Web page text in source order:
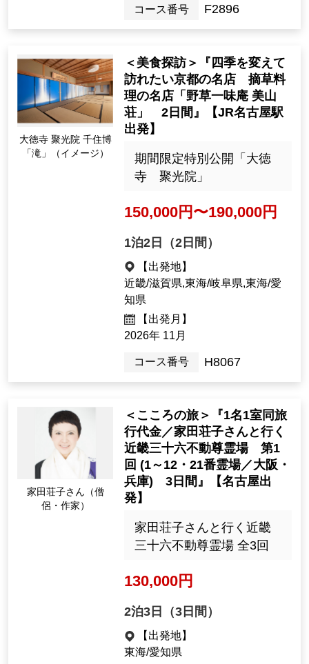
コース番号 F2896
大徳寺 聚光院 千住博
「滝」（イメージ）
＜美食探訪＞『四季を変えて
訪れたい京都の名店 摘草料
理の名店「野草一味庵 美山
荘」 2日間』【JR名古屋駅
出発】
期間限定特別公開「大徳
寺 聚光院」
150,000円〜190,000円
1泊2日（2日間）
【出発地】
近畿/滋賀県,東海/岐阜県,東海/愛
知県
【出発月】
2026年 11月
コース番号 H8067
家田荘子さん（僧
侶・作家）
＜こころの旅＞『1名1室同旅
行代金／家田荘子さんと行く
近畿三十六不動尊霊場 第1
回 (1～12・21番霊場／大阪・
兵庫) 3日間』【名古屋出
発】
家田荘子さんと行く近畿
三十六不動尊霊場 全3回
130,000円
2泊3日（3日間）
【出発地】
東海/愛知県